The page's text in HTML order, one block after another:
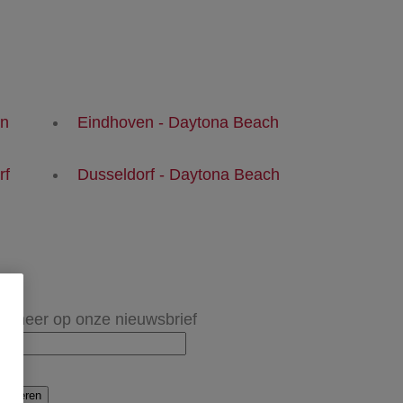
Eindhoven - Daytona Beach
Dusseldorf - Daytona Beach
op onze nieuwsbrief